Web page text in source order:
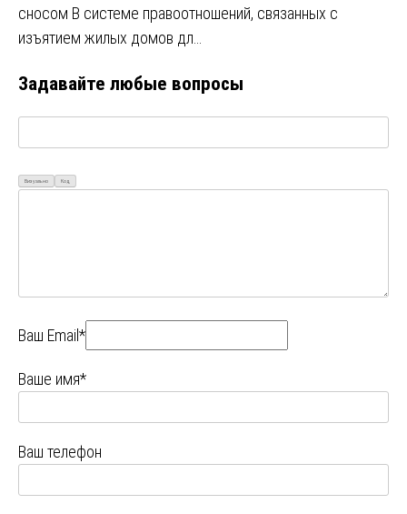
сносом В системе правоотношений, связанных с
изъятием жилых домов дл…
Задавайте любые вопросы
Визуально Код
Ваш Email*
Ваше имя*
Ваш телефон